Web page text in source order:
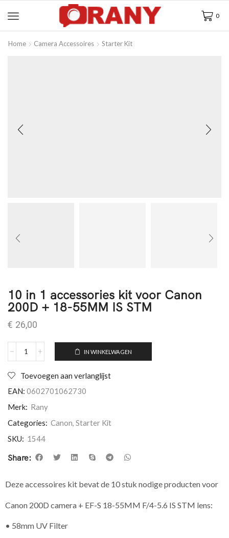
0
Home Camera Accessoires Starter Kit
10 in 1 accessories kit voor Canon
200D + 18-55MM IS STM
€ 26,00
IN WINKELWAGEN
Toevoegen aan verlanglijst
EAN: 0602701062730
Merk: Rany
Categories: Canon, Starter Kit
SKU: 1544
Share:
Deze accessoires kit bevat de 10 stuk nodige producten voor
Canon 200D camera + EF-S 18-55MM F/4-5.6 IS STM lens:
• 58mm UV Filter